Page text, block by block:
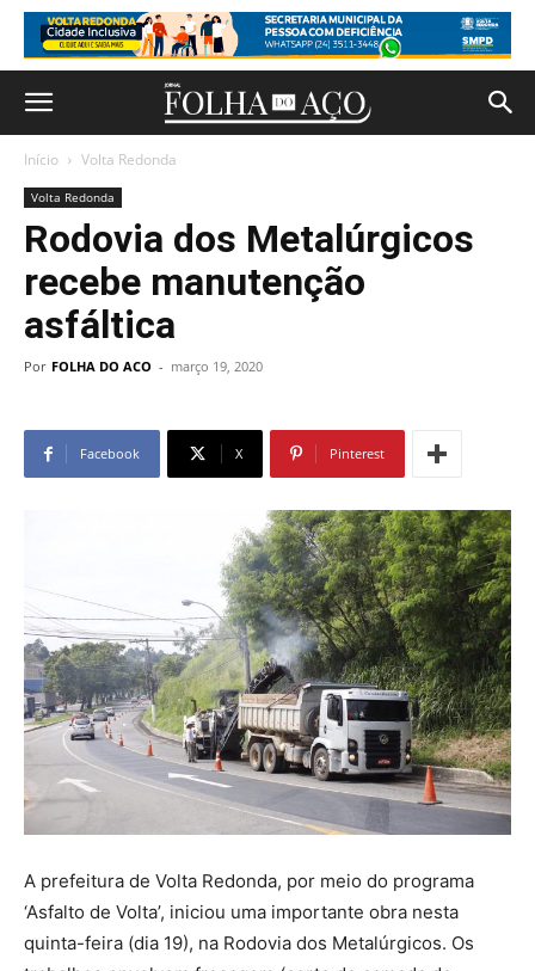
Início Volta Redonda
Volta Redonda
Rodovia dos Metalúrgicos
recebe manutenção
asfáltica
Por FOLHA DO ACO - março 19, 2020
Facebook X Pinterest
A prefeitura de Volta Redonda, por meio do programa
‘Asfalto de Volta’, iniciou uma importante obra nesta
quinta-feira (dia 19), na Rodovia dos Metalúrgicos. Os